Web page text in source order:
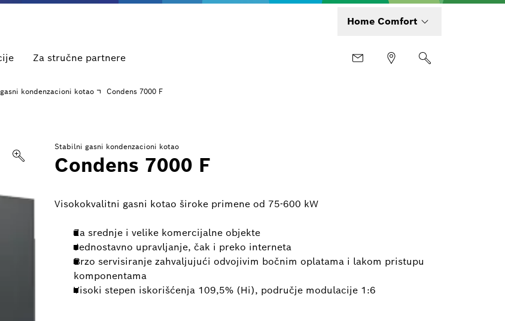
Home Comfort
Za stručne partnere
kondenzacioni kotao Condens 7000 F
Stabilni gasni kondenzacioni kotao
Condens 7000 F
Visokokvalitni gasni kotao široke primene od 75-600 kW
Za srednje i velike komercijalne objekte
Jednostavno upravljanje, čak i preko interneta
Brzo servisiranje zahvaljujući odvojivim bočnim oplatama i lakom pristupu
komponentama
Visoki stepen iskorišćenja 109,5% (Hi), područje modulacije 1:6